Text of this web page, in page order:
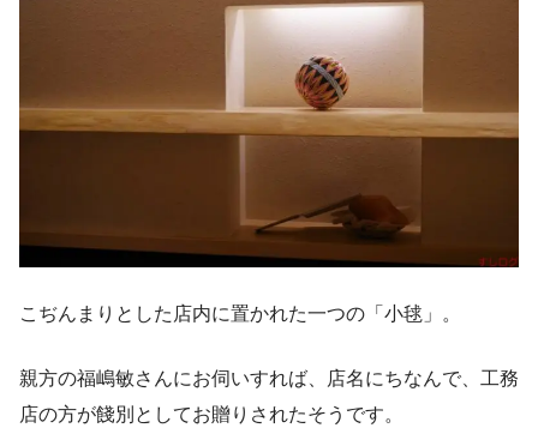
こぢんまりとした店内に置かれた一つの「小毬」。
親方の福嶋敏さんにお伺いすれば、店名にちなんで、工務
店の方が餞別としてお贈りされたそうです。